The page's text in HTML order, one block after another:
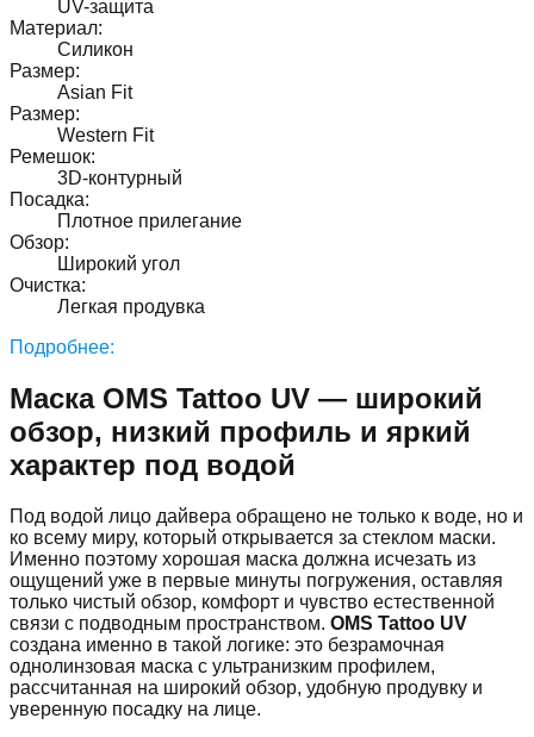
UV-защита
Материал:
Силикон
Размер:
Asian Fit
Размер:
Western Fit
Ремешок:
3D-контурный
Посадка:
Плотное прилегание
Обзор:
Широкий угол
Очистка:
Легкая продувка
Подробнее:
Маска OMS Tattoo UV — широкий
обзор, низкий профиль и яркий
характер под водой
Под водой лицо дайвера обращено не только к воде, но и
ко всему миру, который открывается за стеклом маски.
Именно поэтому хорошая маска должна исчезать из
ощущений уже в первые минуты погружения, оставляя
только чистый обзор, комфорт и чувство естественной
связи с подводным пространством. OMS Tattoo UV
создана именно в такой логике: это безрамочная
однолинзовая маска с ультранизким профилем,
рассчитанная на широкий обзор, удобную продувку и
уверенную посадку на лице.